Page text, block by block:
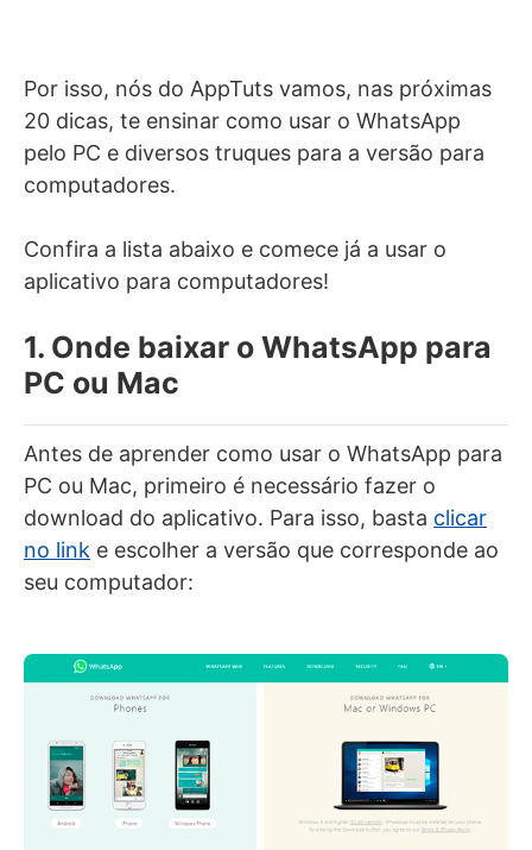
Por isso, nós do AppTuts vamos, nas próximas
20 dicas, te ensinar como usar o WhatsApp
pelo PC e diversos truques para a versão para
computadores.
Confira a lista abaixo e comece já a usar o
aplicativo para computadores!
1. Onde baixar o WhatsApp para
PC ou Mac
Antes de aprender como usar o WhatsApp para
PC ou Mac, primeiro é necessário fazer o
download do aplicativo. Para isso, basta clicar
no link e escolher a versão que corresponde ao
seu computador: